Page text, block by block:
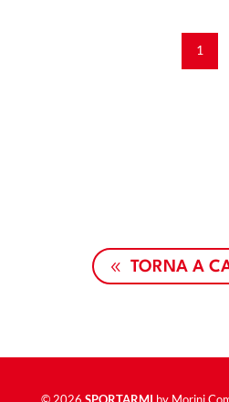
1
TORNA A